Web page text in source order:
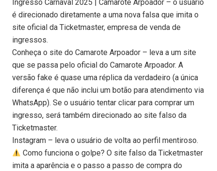
Ingresso Carnaval 2025 | Camarote Arpoador – o usuário
é direcionado diretamente a uma nova falsa que imita o
site oficial da Ticketmaster, empresa de venda de
ingressos.
Conheça o site do Camarote Arpoador – leva a um site
que se passa pelo oficial do Camarote Arpoador. A
versão fake é quase uma réplica da verdadeiro (a única
diferença é que não inclui um botão para atendimento via
WhatsApp). Se o usuário tentar clicar para comprar um
ingresso, será também direcionado ao site falso da
Ticketmaster.
Instagram – leva o usuário de volta ao perfil mentiroso.
Como funciona o golpe? O site falso da Ticketmaster
imita a aparência e o passo a passo de compra do